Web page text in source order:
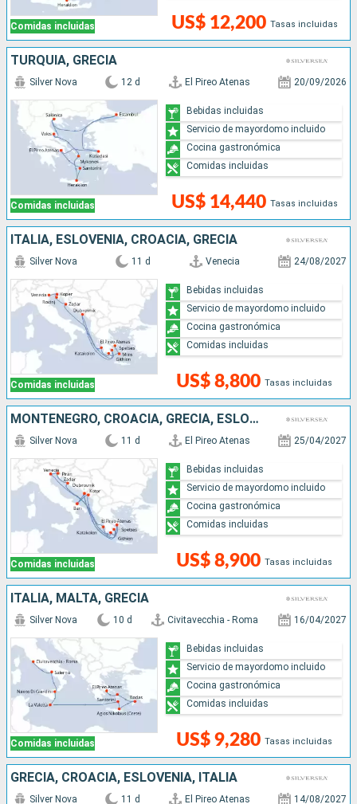
Comidas incluidas US$ 12,200 Tasas incluidas
TURQUÍA, GRECIA
Comidas incluidas
Silver Nova 12 d El Pireo Atenas 20/09/2026
US$ 14,440 Tasas incluidas
Bebidas incluidas
Servicio de mayordomo incluido
Cocina gastronómica
Comidas incluidas
ITALIA, ESLOVENIA, CROACIA, GRECIA
Comidas incluidas
Silver Nova 11 d Venecia 24/08/2027
US$ 8,800 Tasas incluidas
Bebidas incluidas
Servicio de mayordomo incluido
Cocina gastronómica
Comidas incluidas
MONTENEGRO, CROACIA, GRECIA, ESLOVENIA, ITALIA
Comidas incluidas
Silver Nova 11 d El Pireo Atenas 25/04/2027
US$ 8,900 Tasas incluidas
Bebidas incluidas
Servicio de mayordomo incluido
Cocina gastronómica
Comidas incluidas
ITALIA, MALTA, GRECIA
Comidas incluidas
Silver Nova 10 d Civitavecchia - Roma 16/04/2027
US$ 9,280 Tasas incluidas
Bebidas incluidas
Servicio de mayordomo incluido
Cocina gastronómica
Comidas incluidas
GRECIA, CROACIA, ESLOVENIA, ITALIA
Silver Nova 11 d El Pireo Atenas 14/08/2027